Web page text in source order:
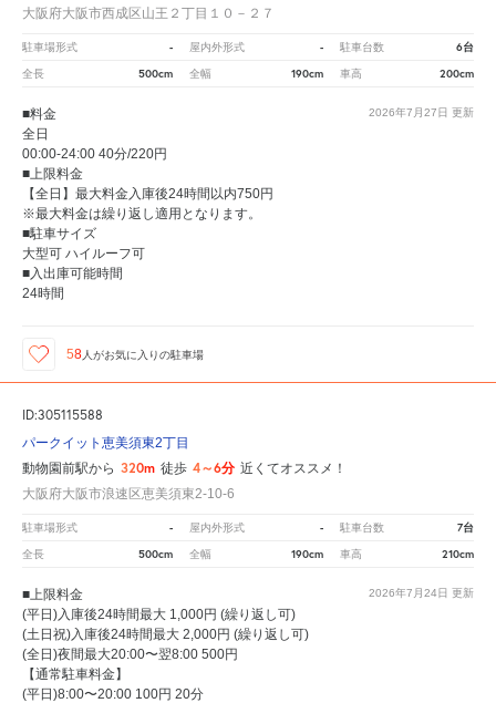
大阪府大阪市西成区山王２丁目１０－２７
駐車場形式 - 屋内外形式 - 駐車台数 6台
全長 500cm 全幅 190cm 車高 200cm
2026年7月27日 更新
■料金
全日
00:00-24:00 40分/220円
■上限料金
【全日】最大料金入庫後24時間以内750円
※最大料金は繰り返し適用となります。
■駐車サイズ
大型可 ハイルーフ可
■入出庫可能時間
24時間
58 人がお気に入りの駐車場
ID:305115588
パークイット恵美須東2丁目
動物園前駅から 320m 徒歩 4～6分 近くてオススメ！
大阪府大阪市浪速区恵美須東2-10-6
駐車場形式 - 屋内外形式 - 駐車台数 7台
全長 500cm 全幅 190cm 車高 210cm
2026年7月24日 更新
■上限料金
(平日)入庫後24時間最大 1,000円 (繰り返し可)
(土日祝)入庫後24時間最大 2,000円 (繰り返し可)
(全日)夜間最大20:00〜翌8:00 500円
【通常駐車料金】
(平日)8:00〜20:00 100円 20分